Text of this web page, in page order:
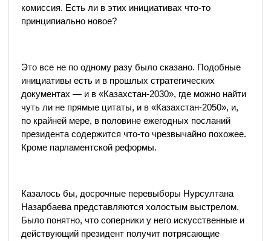
комиссия. Есть ли в этих инициативах что-то
принципиально новое?
Это все не по одному разу было сказано. Подобные
инициативы есть и в прошлых стратегических
документах — и в «Казахстан-2030», где можно найти
чуть ли не прямые цитаты, и в «Казахстан-2050», и,
по крайней мере, в половине ежегодных посланий
президента содержится что-то чрезвычайно похожее.
Кроме парламентской реформы.
Казалось бы, досрочные перевыборы Нурсултана
Назарбаева представляются холостым выстрелом.
Было понятно, что соперники у него искусственные и
действующий президент получит потрясающие